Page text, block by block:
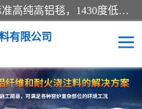
1260卷毡针刺毯，1360标准高纯高铝毯，1430度低锆锆铝含锆毯，普通挡渣棉卷毡，防火纸、挡火板、隔热垫片模块、棉块、折叠块、散棉高温固化剂价格规格密度多少钱图片视频立方平米参数指标
有限公司
硅酸铝纤维纸